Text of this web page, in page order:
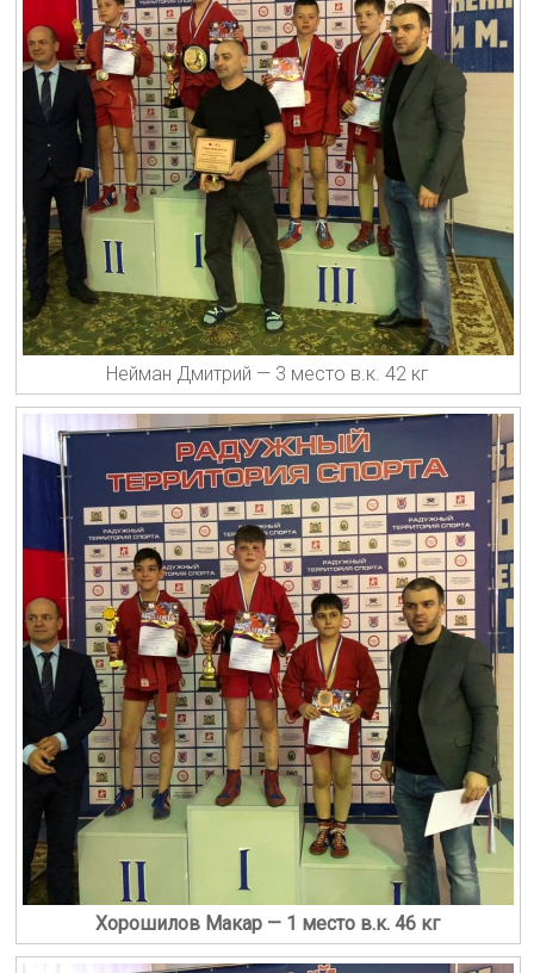
Нейман Дмитрий — 3 место в.к. 42 кг
Хорошилов Макар — 1 место в.к. 46 кг